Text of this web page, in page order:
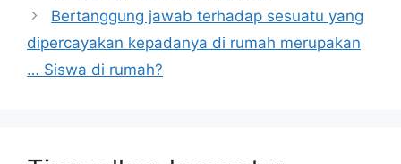
Bertanggung jawab terhadap sesuatu yang
dipercayakan kepadanya di rumah merupakan
… Siswa di rumah?